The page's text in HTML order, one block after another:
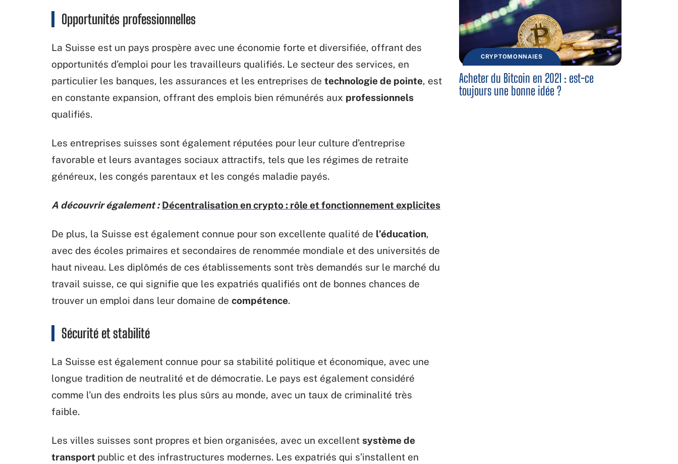
Opportunités professionnelles
La Suisse est un pays prospère avec une économie forte et diversifiée, offrant des
opportunités d’emploi pour les travailleurs qualifiés. Le secteur des services, en
particulier les banques, les assurances et les entreprises de technologie de pointe, est
en constante expansion, offrant des emplois bien rémunérés aux professionnels
qualifiés.
Les entreprises suisses sont également réputées pour leur culture d’entreprise
favorable et leurs avantages sociaux attractifs, tels que les régimes de retraite
généreux, les congés parentaux et les congés maladie payés.
A découvrir également : Décentralisation en crypto : rôle et fonctionnement explicites
De plus, la Suisse est également connue pour son excellente qualité de l’éducation,
avec des écoles primaires et secondaires de renommée mondiale et des universités de
haut niveau. Les diplômés de ces établissements sont très demandés sur le marché du
travail suisse, ce qui signifie que les expatriés qualifiés ont de bonnes chances de
trouver un emploi dans leur domaine de compétence.
Sécurité et stabilité
La Suisse est également connue pour sa stabilité politique et économique, avec une
longue tradition de neutralité et de démocratie. Le pays est également considéré
comme l’un des endroits les plus sûrs au monde, avec un taux de criminalité très
faible.
Les villes suisses sont propres et bien organisées, avec un excellent système de
transport public et des infrastructures modernes. Les expatriés qui s’installent en
CRYPTOMONNAIES
Acheter du Bitcoin en 2021 : est-ce
toujours une bonne idée ?